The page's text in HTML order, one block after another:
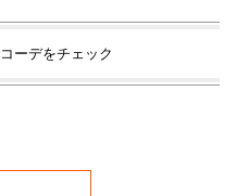
ーデをチェック